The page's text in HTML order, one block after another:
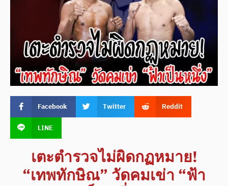
Facebook Twitter
Reddit
LINE
เตะตำรวจไม่ผิดกฏหมาย!
“เทพทักษิณ” วัดคมเข่า “ฟ้า